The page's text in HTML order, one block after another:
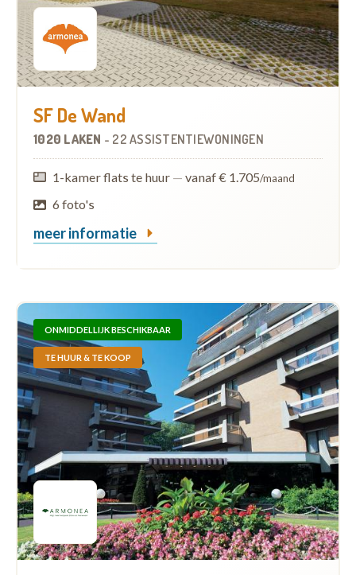
SF De Wand
1020 LAKEN - 22 ASSISTENTIEWONINGEN
1-kamer flats te huur — vanaf € 1.705/maand
6 foto's
meer informatie
ONMIDDELLIJK BESCHIKBAAR
TE HUUR & TE KOOP